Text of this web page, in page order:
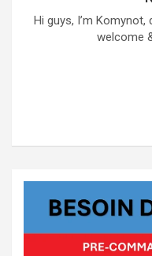
Hi guys, I’m
welcome